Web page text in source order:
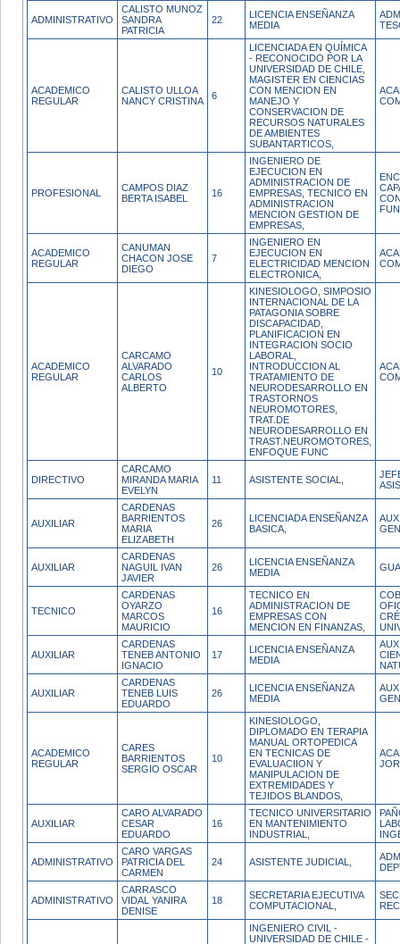
ADMINISTRATIVO
CALISTO MUNOZ
SANDRA
PATRICIA
22
LICENCIA ENSEÑANZA
MEDIA
ACADEMICO
REGULAR
CALISTO ULLOA
NANCY CRISTINA
6
LICENCIADA EN QUÍMICA
- RECONOCIDO POR LA
UNIVERSIDAD DE CHILE,
MAGISTER EN CIENCIAS
CON MENCION EN
MANEJO Y
CONSERVACION DE
RECURSOS NATURALES
DE AMBIENTES
SUBANTARTICOS,
PROFESIONAL
CAMPOS DIAZ
BERTA ISABEL
16
INGENIERO DE
EJECUCION EN
ADMINISTRACION DE
EMPRESAS, TECNICO EN
ADMINISTRACION
MENCION GESTION DE
EMPRESAS,
ACADEMICO
REGULAR
CANUMAN
CHACON JOSE
DIEGO
7
INGENIERO EN
EJECUCION EN
ELECTRICIDAD MENCION
ELECTRONICA,
ACADEMICO
REGULAR
CARCAMO
ALVARADO
CARLOS
ALBERTO
10
KINESIOLOGO, SIMPOSIO
INTERNACIONAL DE LA
PATAGONIA SOBRE
DISCAPACIDAD,
PLANIFICACION EN
INTEGRACION SOCIO
LABORAL,
INTRODUCCION AL
TRATAMIENTO DE
NEURODESARROLLO EN
TRASTORNOS
NEUROMOTORES,
TRAT.DE
NEURODESARROLLO EN
TRAST.NEUROMOTORES,
ENFOQUE FUNC
DIRECTIVO
CARCAMO
MIRANDA MARIA
EVELYN
11 ASISTENTE SOCIAL,
AUXILIAR
CARDENAS
BARRIENTOS
MARIA
ELIZABETH
26
LICENCIADA ENSEÑANZA
BASICA,
AUXILIAR
CARDENAS
NAGUIL IVAN
JAVIER
26
LICENCIA ENSEÑANZA
MEDIA
TECNICO
CARDENAS
OYARZO
MARCOS
MAURICIO
16
TECNICO EN
ADMINISTRACION DE
EMPRESAS CON
MENCION EN FINANZAS,
AUXILIAR
CARDENAS
TENEB ANTONIO
IGNACIO
17
LICENCIA ENSEÑANZA
MEDIA
AUXILIAR
CARDENAS
TENEB LUIS
EDUARDO
26
LICENCIA ENSEÑANZA
MEDIA
ACADEMICO
REGULAR
CARES
BARRIENTOS
SERGIO OSCAR
10
KINESIOLOGO,
DIPLOMADO EN TERAPIA
MANUAL ORTOPEDICA
EN TECNICAS DE
EVALUACIION Y
MANIPULACION DE
EXTREMIDADES Y
TEJIDOS BLANDOS,
AUXILIAR
CARO ALVARADO
CESAR
EDUARDO
16
TECNICO UNIVERSITARIO
EN MANTENIMIENTO
INDUSTRIAL,
ADMINISTRATIVO
CARO VARGAS
PATRICIA DEL
CARMEN
24 ASISTENTE JUDICIAL,
ADMINISTRATIVO
CARRASCO
VIDAL YANIRA
DENISE
18
SECRETARIA EJECUTIVA
COMPUTACIONAL,
INGENIERO CIVIL -
UNIVERSIDAD DE CHILE -